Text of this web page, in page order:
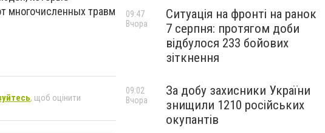
многочисленных травм
, щоб оцінити
Ситуація на фронті на ранок
7 серпня: протягом доби
відбулося 233 бойових
зіткнення
09:47
Вчора
За добу захисники України
знищили 1210 російських
окупантів
09:02
Вчора